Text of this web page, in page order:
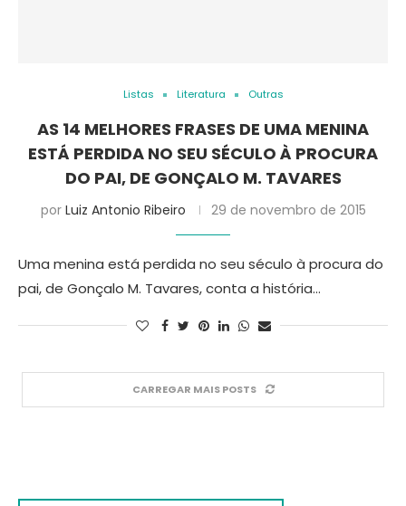
Listas Literatura Outras
AS 14 MELHORES FRASES DE UMA MENINA
ESTÁ PERDIDA NO SEU SÉCULO À PROCURA
DO PAI, DE GONÇALO M. TAVARES
por Luiz Antonio Ribeiro 29 de novembro de 2015
Uma menina está perdida no seu século à procura do
pai, de Gonçalo M. Tavares, conta a história…
CARREGAR MAIS POSTS